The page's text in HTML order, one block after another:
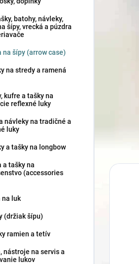
batohy, návleky,
šípy, vrecká a púzdra
na šípy (arrow case)
na stredy a ramená
kufre a tašky na
reflexné luky
návleky na tradičné a
luky
a tašky na longbow
a tašky na
(accessories
na luk
(držiak šípu)
ramien a tetív
nástroje na servis a
lukov